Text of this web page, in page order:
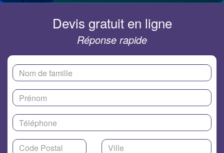
Devis gratuit en ligne
Réponse rapide